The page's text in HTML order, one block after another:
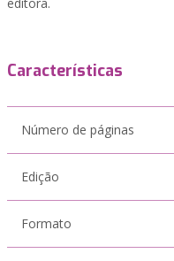
Características
Número de páginas
Edição
Formato